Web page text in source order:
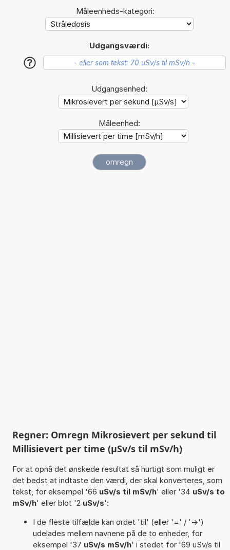
Måleenheds-kategori:
Udgangsværdi:
?
Udgangsenhed:
Måleenhed:
Regner: Omregn Mikrosievert per sekund til
Millisievert per time (µSv/s til mSv/h)
For at opnå det ønskede resultat så hurtigt som muligt er
det bedst at indtaste den værdi, der skal konverteres, som
tekst, for eksempel '66 uSv/s til mSv/h' eller '34 uSv/s to
mSv/h' eller blot '2 uSv/s':
I de fleste tilfælde kan ordet 'til' (eller '=' / '->')
udelades mellem navnene på de to enheder, for
eksempel '37 uSv/s mSv/h' i stedet for '69 uSv/s til